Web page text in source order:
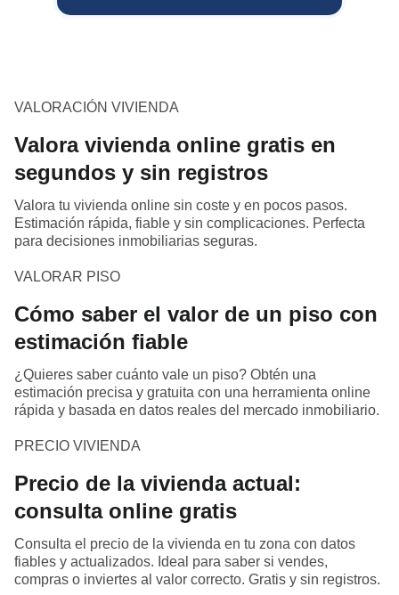
VALORACIÓN VIVIENDA
Valora vivienda online gratis en
segundos y sin registros
Valora tu vivienda online sin coste y en pocos pasos.
Estimación rápida, fiable y sin complicaciones. Perfecta
para decisiones inmobiliarias seguras.
VALORAR PISO
Cómo saber el valor de un piso con
estimación fiable
¿Quieres saber cuánto vale un piso? Obtén una
estimación precisa y gratuita con una herramienta online
rápida y basada en datos reales del mercado inmobiliario.
PRECIO VIVIENDA
Precio de la vivienda actual:
consulta online gratis
Consulta el precio de la vivienda en tu zona con datos
fiables y actualizados. Ideal para saber si vendes,
compras o inviertes al valor correcto. Gratis y sin registros.